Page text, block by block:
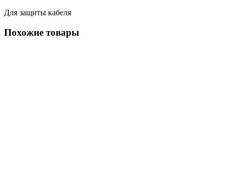
Для защиты кабеля
Похожие товары